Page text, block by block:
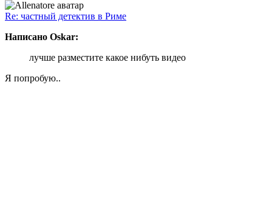
Re: частный детектив в Риме
Написано Oskar:
лучше разместите какое нибуть видео
Я попробую..